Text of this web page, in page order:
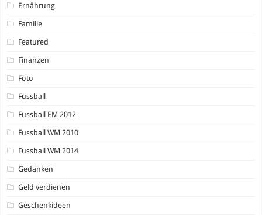
Ernährung
Familie
Featured
Finanzen
Foto
Fussball
Fussball EM 2012
Fussball WM 2010
Fussball WM 2014
Gedanken
Geld verdienen
Geschenkideen